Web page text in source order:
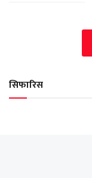
सिफारिस